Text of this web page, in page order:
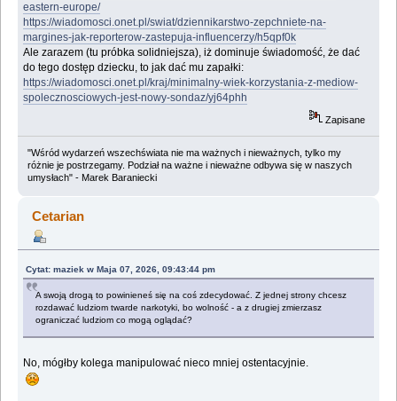
eastern-europe/
https://wiadomosci.onet.pl/swiat/dziennikarstwo-zepchniete-na-
margines-jak-reporterow-zastepuja-influencerzy/h5qpf0k
Ale zarazem (tu próbka solidniejsza), iż dominuje świadomość, że dać
do tego dostęp dziecku, to jak dać mu zapałki:
https://wiadomosci.onet.pl/kraj/minimalny-wiek-korzystania-z-mediow-
spolecznosciowych-jest-nowy-sondaz/yj64phh
Zapisane
"Wśród wydarzeń wszechświata nie ma ważnych i nieważnych, tylko my
różnie je postrzegamy. Podział na ważne i nieważne odbywa się w naszych
umysłach" - Marek Baraniecki
Cetarian
Cytat: maziek w Maja 07, 2026, 09:43:44 pm
A swoją drogą to powinieneś się na coś zdecydować. Z jednej strony chcesz
rozdawać ludziom twarde narkotyki, bo wolność - a z drugiej zmierzasz
ograniczać ludziom co mogą oglądać?
No, mógłby kolega manipulować nieco mniej ostentacyjnie.